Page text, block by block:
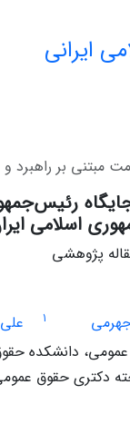
ایرانی
مبتنی بر
اسلامی
پژوهشی
1
دانشکده
دکتری حقوق